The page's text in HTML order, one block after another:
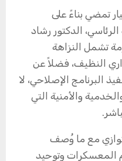
تمضي بناءً على
الدكتور رشاد
تشمل النزاهة
النظيف، فضلاً عن
البرنامج الإصلاحي، لا
والأمنية التي
مع ما وُصف
المعسكرات وتوحيد